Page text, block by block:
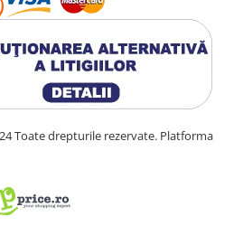
Toate drepturile rezervate. Platforma